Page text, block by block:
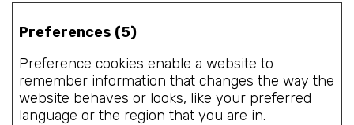
Preferences (5)
Preference cookies enable a website to
remember information that changes the way the
website behaves or looks, like your preferred
language or the region that you are in.